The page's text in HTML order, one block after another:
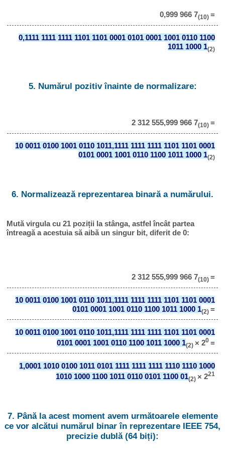
0,999 966 7(10) =
0,1111 1111 1111 1101 1101 0001 0101 0001 1001 0110 1100
1011 1000 1(2)
5. Numărul pozitiv înainte de normalizare:
2 312 555,999 966 7(10) =
10 0011 0100 1001 0110 1011,1111 1111 1111 1101 1101 0001
0101 0001 1001 0110 1100 1011 1000 1(2)
6. Normalizează reprezentarea binară a numărului.
Mută virgula cu 21 poziții la stânga, astfel încât partea
întreagă a acestuia să aibă un singur bit, diferit de 0:
2 312 555,999 966 7(10) =
10 0011 0100 1001 0110 1011,1111 1111 1111 1101 1101 0001
0101 0001 1001 0110 1100 1011 1000 1(2) =
10 0011 0100 1001 0110 1011,1111 1111 1111 1101 1101 0001
0101 0001 1001 0110 1100 1011 1000 1(2) × 20 =
1,0001 1010 0100 1011 0101 1111 1111 1111 1110 1110 1000
1010 1000 1100 1011 0110 0101 1100 01(2) × 221
7. Până la acest moment avem următoarele elemente
ce vor alcătui numărul binar în reprezentare IEEE 754,
precizie dublă (64 biți):